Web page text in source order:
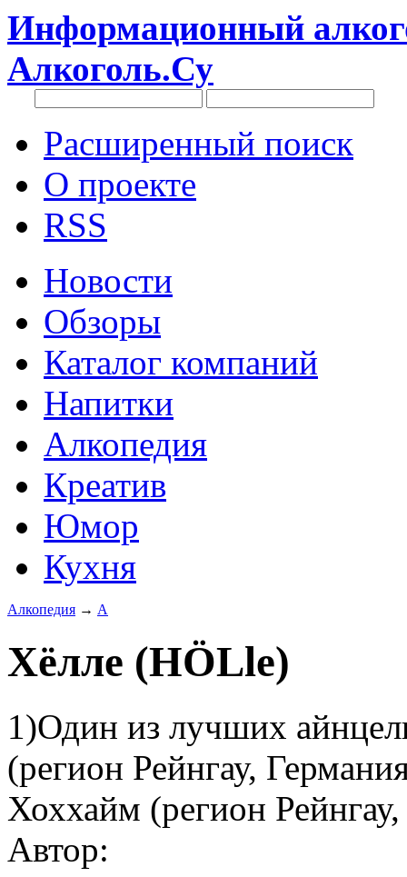
Информационный
Алкоголь.Су
Расширенный поиск
О проекте
RSS
Новости
Обзоры
Каталог компаний
Напитки
Алкопедия
Креатив
Юмор
Кухня
Алкопедия → А
Хёлле (HÖLle)
1)Один из лучших
(регион Рейнгау,
Хоххайм (регион
Автор: